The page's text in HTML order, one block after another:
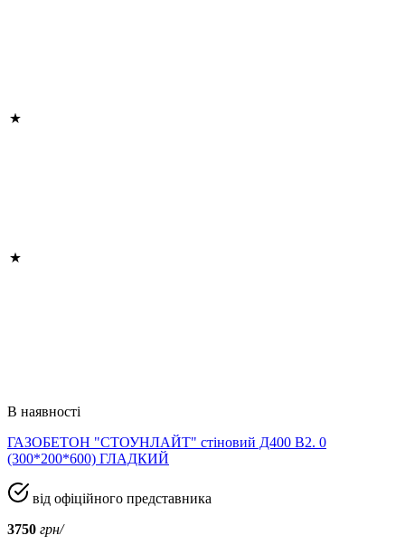
В наявності
ГАЗОБЕТОН "СТОУНЛАЙТ" стіновий Д400 В2. 0
(300*200*600) ГЛАДКИЙ
від офіційного представника
3750 грн/